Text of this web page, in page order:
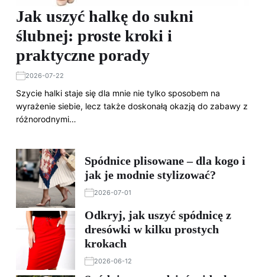
Jak uszyć halkę do sukni
ślubnej: proste kroki i
praktyczne porady
2026-07-22
Szycie halki staje się dla mnie nie tylko sposobem na
wyrażenie siebie, lecz także doskonałą okazją do zabawy z
różnorodnymi…
Spódnice plisowane – dla kogo i
jak je modnie stylizować?
2026-07-01
Odkryj, jak uszyć spódnicę z
dresówki w kilku prostych
krokach
2026-06-12